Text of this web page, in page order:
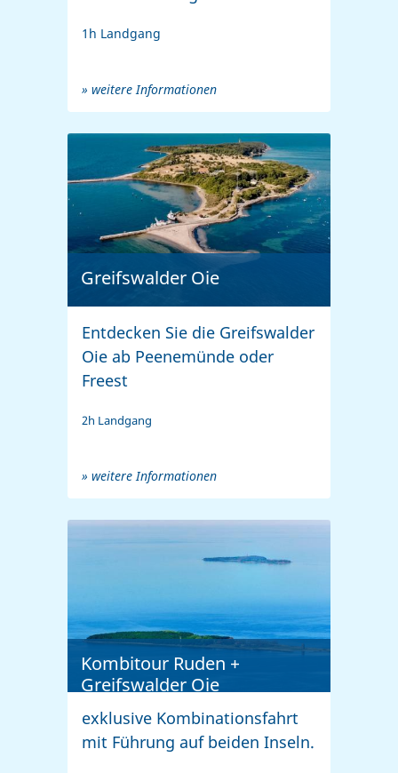
1h Landgang
» weitere Informationen
Greifswalder Oie
Entdecken Sie die Greifswalder
Oie ab Peenemünde oder
Freest
2h Landgang
» weitere Informationen
Kombitour Ruden +
Greifswalder Oie
exklusive Kombinationsfahrt
mit Führung auf beiden Inseln.